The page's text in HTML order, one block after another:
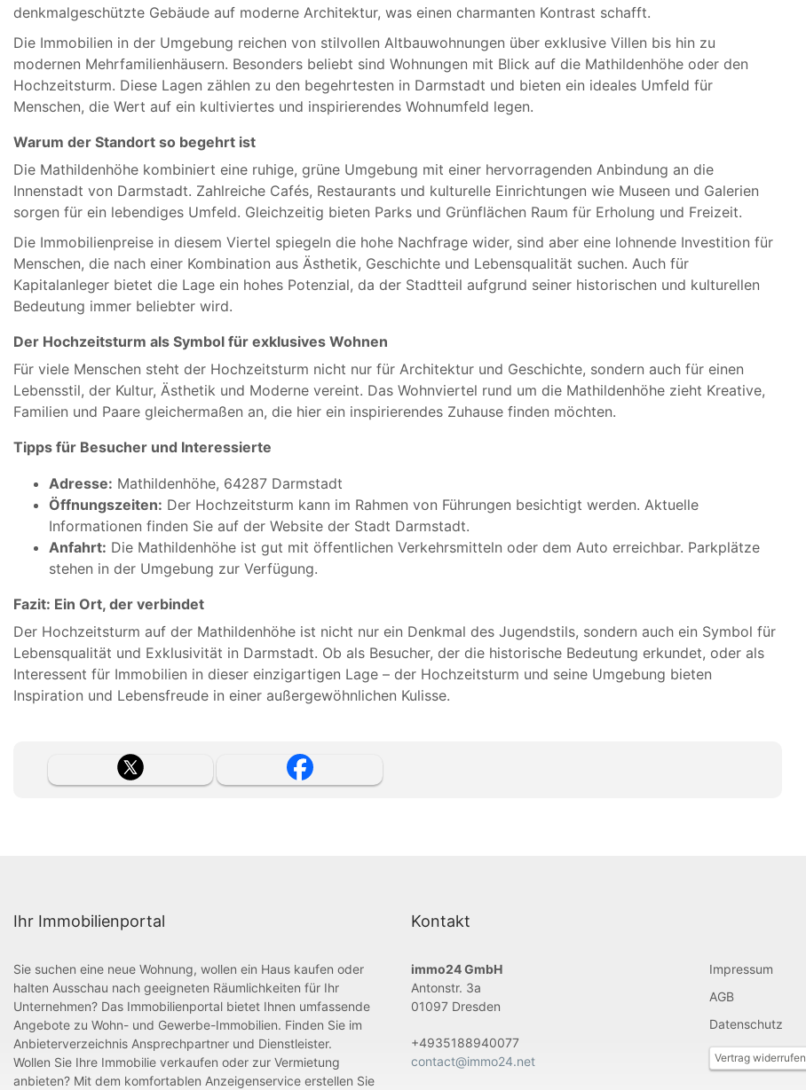
denkmalgeschützte Gebäude auf moderne Architektur, was einen charmanten Kontrast schafft.
Die Immobilien in der Umgebung reichen von stilvollen Altbauwohnungen über exklusive Villen bis hin zu
modernen Mehrfamilienhäusern. Besonders beliebt sind Wohnungen mit Blick auf die Mathildenhöhe oder den
Hochzeitsturm. Diese Lagen zählen zu den begehrtesten in Darmstadt und bieten ein ideales Umfeld für
Menschen, die Wert auf ein kultiviertes und inspirierendes Wohnumfeld legen.
Warum der Standort so begehrt ist
Die Mathildenhöhe kombiniert eine ruhige, grüne Umgebung mit einer hervorragenden Anbindung an die
Innenstadt von Darmstadt. Zahlreiche Cafés, Restaurants und kulturelle Einrichtungen wie Museen und Galerien
sorgen für ein lebendiges Umfeld. Gleichzeitig bieten Parks und Grünflächen Raum für Erholung und Freizeit.
Die Immobilienpreise in diesem Viertel spiegeln die hohe Nachfrage wider, sind aber eine lohnende Investition für
Menschen, die nach einer Kombination aus Ästhetik, Geschichte und Lebensqualität suchen. Auch für
Kapitalanleger bietet die Lage ein hohes Potenzial, da der Stadtteil aufgrund seiner historischen und kulturellen
Bedeutung immer beliebter wird.
Der Hochzeitsturm als Symbol für exklusives Wohnen
Für viele Menschen steht der Hochzeitsturm nicht nur für Architektur und Geschichte, sondern auch für einen
Lebensstil, der Kultur, Ästhetik und Moderne vereint. Das Wohnviertel rund um die Mathildenhöhe zieht Kreative,
Familien und Paare gleichermaßen an, die hier ein inspirierendes Zuhause finden möchten.
Tipps für Besucher und Interessierte
Adresse: Mathildenhöhe, 64287 Darmstadt
Öffnungszeiten: Der Hochzeitsturm kann im Rahmen von Führungen besichtigt werden. Aktuelle
Informationen finden Sie auf der Website der Stadt Darmstadt.
Anfahrt: Die Mathildenhöhe ist gut mit öffentlichen Verkehrsmitteln oder dem Auto erreichbar. Parkplätze
stehen in der Umgebung zur Verfügung.
Fazit: Ein Ort, der verbindet
Der Hochzeitsturm auf der Mathildenhöhe ist nicht nur ein Denkmal des Jugendstils, sondern auch ein Symbol für
Lebensqualität und Exklusivität in Darmstadt. Ob als Besucher, der die historische Bedeutung erkundet, oder als
Interessent für Immobilien in dieser einzigartigen Lage – der Hochzeitsturm und seine Umgebung bieten
Inspiration und Lebensfreude in einer außergewöhnlichen Kulisse.
Ihr Immobilienportal
Sie suchen eine neue Wohnung, wollen ein Haus kaufen oder
halten Ausschau nach geeigneten Räumlichkeiten für Ihr
Unternehmen? Das Immobilienportal bietet Ihnen umfassende
Angebote zu Wohn- und Gewerbe-Immobilien. Finden Sie im
Anbieterverzeichnis Ansprechpartner und Dienstleister.
Wollen Sie Ihre Immobilie verkaufen oder zur Vermietung
anbieten? Mit dem komfortablen Anzeigenservice erstellen Sie
Kontakt
immo24 GmbH
Antonstr. 3a
01097 Dresden
+4935188940077
contact@immo24.net
Impressum
AGB
Datenschutz
Vertrag widerrufen